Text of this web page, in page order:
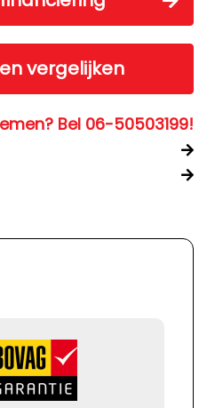
vergelijken
Bel 06-50503199!